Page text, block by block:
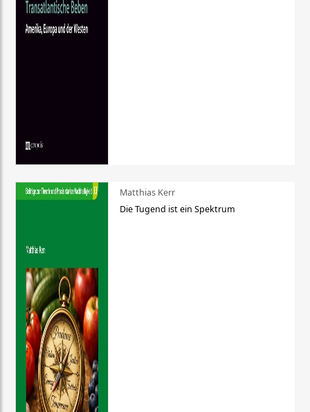
Matthias Kerr
Die Tugend ist ein Spektrum